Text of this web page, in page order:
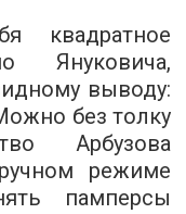
квадратное
Януковича,
выводу:
без толку
Арбузова
режиме
памперсы